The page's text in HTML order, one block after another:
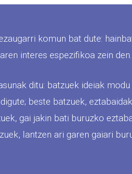
komun bat dute:
interes espezifikoa zein den.
ditu: batzuek ideiak
beste batzuek,
gai jakin bati buruzko
lantzen ari garen gaiari